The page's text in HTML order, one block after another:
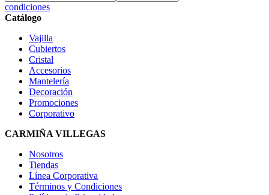
condiciones
Catálogo
Vajilla
Cubiertos
Cristal
Accesorios
Mantelería
Decoración
Promociones
Corporativo
CARMIÑA VILLEGAS
Nosotros
Tiendas
Línea Corporativa
Términos y Condiciones